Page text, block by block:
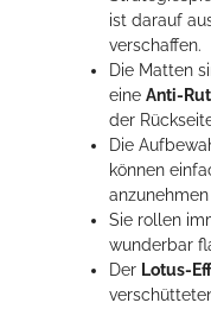
ist darauf
verschaffen.
Die Matten
eine Anti-
der
Die
können
anzunehmen
Sie rollen
wunderbar
Der Lotus-